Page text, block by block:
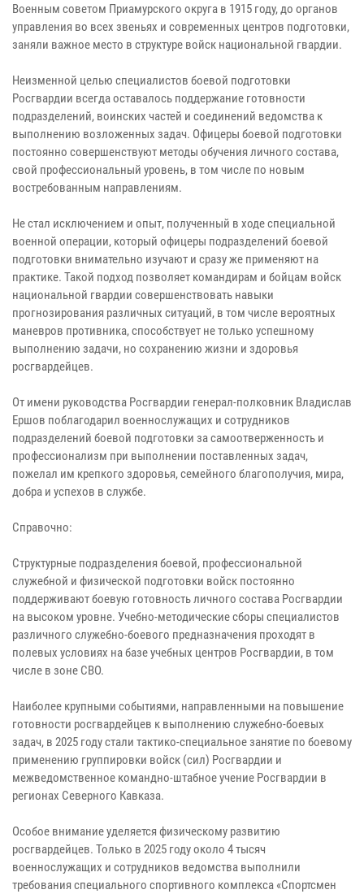
Военным советом Приамурского округа в 1915 году, до органов
управления во всех звеньях и современных центров подготовки,
заняли важное место в структуре войск национальной гвардии.
Неизменной целью специалистов боевой подготовки
Росгвардии всегда оставалось поддержание готовности
подразделений, воинских частей и соединений ведомства к
выполнению возложенных задач. Офицеры боевой подготовки
постоянно совершенствуют методы обучения личного состава,
свой профессиональный уровень, в том числе по новым
востребованным направлениям.
Не стал исключением и опыт, полученный в ходе специальной
военной операции, который офицеры подразделений боевой
подготовки внимательно изучают и сразу же применяют на
практике. Такой подход позволяет командирам и бойцам войск
национальной гвардии совершенствовать навыки
прогнозирования различных ситуаций, в том числе вероятных
маневров противника, способствует не только успешному
выполнению задачи, но сохранению жизни и здоровья
росгвардейцев.
От имени руководства Росгвардии генерал-полковник Владислав
Ершов поблагодарил военнослужащих и сотрудников
подразделений боевой подготовки за самоотверженность и
профессионализм при выполнении поставленных задач,
пожелал им крепкого здоровья, семейного благополучия, мира,
добра и успехов в службе.
Справочно:
Структурные подразделения боевой, профессиональной
служебной и физической подготовки войск постоянно
поддерживают боевую готовность личного состава Росгвардии
на высоком уровне. Учебно-методические сборы специалистов
различного служебно-боевого предназначения проходят в
полевых условиях на базе учебных центров Росгвардии, в том
числе в зоне СВО.
Наиболее крупными событиями, направленными на повышение
готовности росгвардейцев к выполнению служебно-боевых
задач, в 2025 году стали тактико-специальное занятие по боевому
применению группировки войск (сил) Росгвардии и
межведомственное командно-штабное учение Росгвардии в
регионах Северного Кавказа.
Особое внимание уделяется физическому развитию
росгвардейцев. Только в 2025 году около 4 тысяч
военнослужащих и сотрудников ведомства выполнили
требования специального спортивного комплекса «Спортсмен